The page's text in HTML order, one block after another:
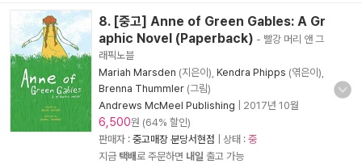
8. [중고] Anne of Green Gables: A Gr
aphic Novel (Paperback) - 빨강 머리 앤 그
래픽노블
Mariah Marsden (지은이), Kendra Phipps (엮은이),
Brenna Thummler (그림)
Andrews McMeel Publishing
2017년 10월
6,500원 (64% 할인)
판매자 : 중고매장 분당서현점 | 상태 : 중
지금 택배로 주문하면 내일 출고 가능